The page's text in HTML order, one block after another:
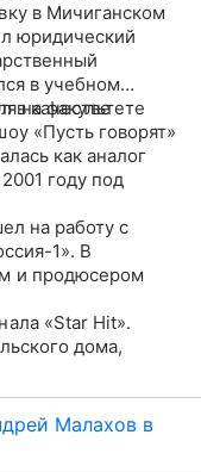
в Мичиганском
юридический
в учебном
на факультете
в качестве
«Пусть говорят»
как аналог
году под
на работу с
1». В
и продюсером
«Star Hit».
дома,
Малахов в